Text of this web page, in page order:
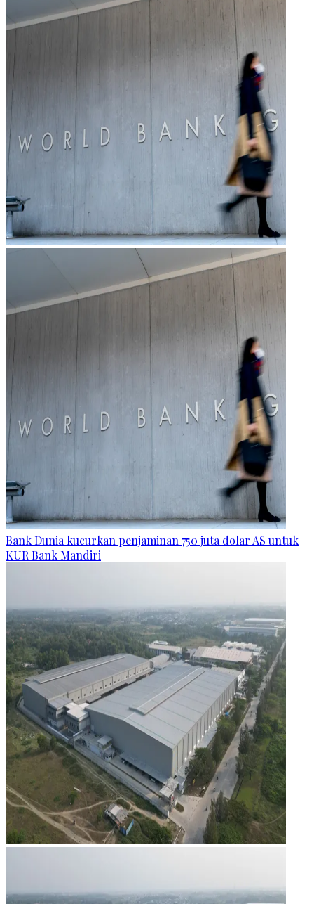
Bank Dunia kucurkan penjaminan 750 juta dolar AS untuk
KUR Bank Mandiri